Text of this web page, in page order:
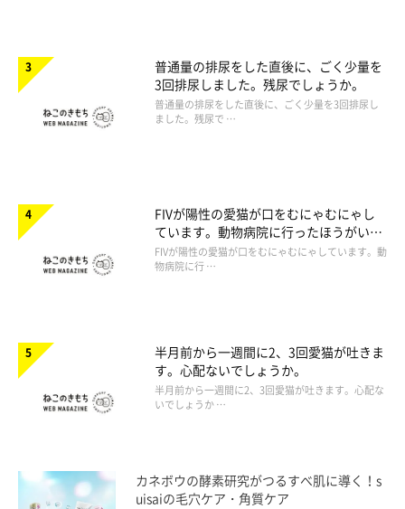
普通量の排尿をした直後に、ごく少量を
3回排尿しました。残尿でしょうか。
普通量の排尿をした直後に、ごく少量を3回排尿し
ました。残尿で …
FIVが陽性の愛猫が口をむにゃむにゃし
ています。動物病院に行ったほうがいい
ですか。
FIVが陽性の愛猫が口をむにゃむにゃしています。動
物病院に行 …
半月前から一週間に2、3回愛猫が吐きま
す。心配ないでしょうか。
半月前から一週間に2、3回愛猫が吐きます。心配な
いでしょうか …
カネボウの酵素研究がつるすべ肌に導く！s
uisaiの毛穴ケア・角質ケア